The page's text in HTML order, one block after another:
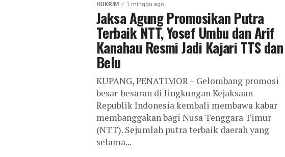
HUKRIM 1 minggu ago
Jaksa Agung Promosikan Putra
Terbaik NTT, Yosef Umbu dan Arif
Kanahau Resmi Jadi Kajari TTS dan
Belu
KUPANG, PENATIMOR – Gelombang promosi
besar-besaran di lingkungan Kejaksaan
Republik Indonesia kembali membawa kabar
membanggakan bagi Nusa Tenggara Timur
(NTT). Sejumlah putra terbaik daerah yang
selama...